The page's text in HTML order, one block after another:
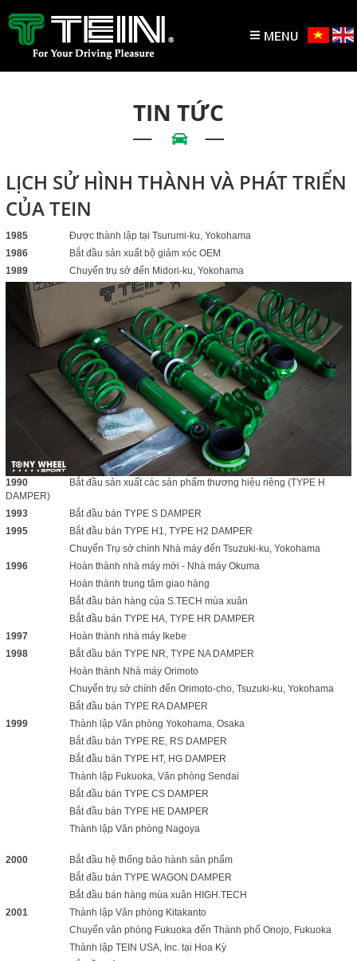
MENU
TIN TỨC
LỊCH SỬ HÌNH THÀNH VÀ PHÁT TRIỂN
CỦA TEIN
1985
Được thành lập tại Tsurumi-ku, Yokohama
1986
Bắt đầu sản xuất bộ giảm xóc OEM
1989
Chuyển trụ sở đến Midori-ku, Yokohama
1990
Bắt đầu sản xuất các sản phẩm thương hiệu riêng (TYPE H
DAMPER)
1993
Bắt đầu bán TYPE S DAMPER
1995
Bắt đầu bán TYPE H1, TYPE H2 DAMPER
Chuyển Trụ sở chính Nhà máy đến Tsuzuki-ku, Yokohama
1996
Hoàn thành nhà máy mới - Nhà máy Okuma
Hoàn thành trung tâm giao hàng
Bắt đầu bán hàng của S.TECH mùa xuân
Bắt đầu bán TYPE HA, TYPE HR DAMPER
1997
Hoàn thành nhà máy Ikebe
1998
Bắt đầu bán TYPE NR, TYPE NA DAMPER
Hoàn thành Nhà máy Orimoto
Chuyển trụ sở chính đến Orimoto-cho, Tsuzuki-ku, Yokohama
Bắt đầu bán TYPE RA DAMPER
1999
Thành lập Văn phòng Yokohama, Osaka
Bắt đầu bán TYPE RE, RS DAMPER
Bắt đầu bán TYPE HT, HG DAMPER
Thành lập Fukuoka, Văn phòng Sendai
Bắt đầu bán TYPE CS DAMPER
Bắt đầu bán TYPE HE DAMPER
Thành lập Văn phòng Nagoya
2000
Bắt đầu hệ thống bảo hành sản phẩm
Bắt đầu bán TYPE WAGON DAMPER
Bắt đầu bán hàng mùa xuân HIGH.TECH
2001
Thành lập Văn phòng Kitakanto
Chuyển văn phòng Fukuoka đến Thành phố Onojo, Fukuoka
Thành lập TEIN USA, Inc. tại Hoa Kỳ